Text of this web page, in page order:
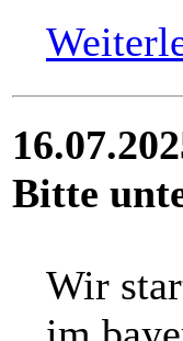
Bitte
Wir